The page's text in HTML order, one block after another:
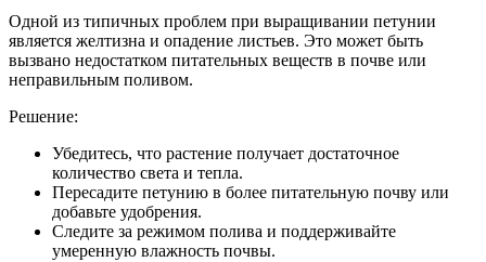
Одной из типичных проблем при выращивании петунии
является желтизна и опадение листьев. Это может быть
вызвано недостатком питательных веществ в почве или
неправильным поливом.
Решение:
Убедитесь, что растение получает достаточное
количество света и тепла.
Пересадите петунию в более питательную почву или
добавьте удобрения.
Следите за режимом полива и поддерживайте
умеренную влажность почвы.